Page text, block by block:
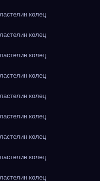
колец
колец
колец
колец
колец
колец
колец
колец
колец